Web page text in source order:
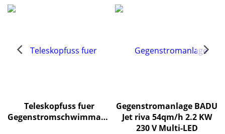
Teleskopfuss fuer
Gegenstromschwimmanlage
Gegenstromanlage BADU
Jet riva 54qm/h 2.2 KW
230 V Multi-LED